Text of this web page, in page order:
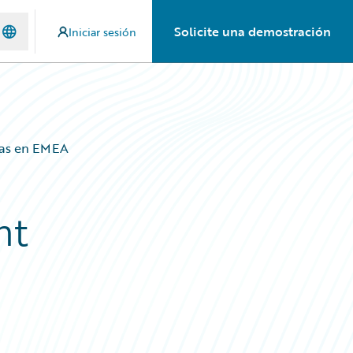
Iniciar sesión Solicite una demostración
en EMEA